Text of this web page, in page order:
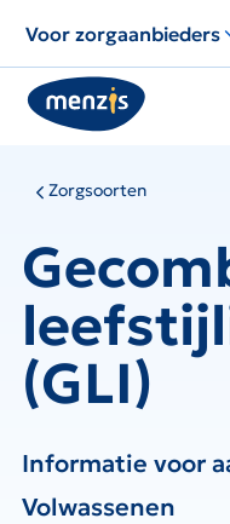
Voor zorgaanbieders
Zorgsoorten
(GLI)
Informatie voor
Volwassenen